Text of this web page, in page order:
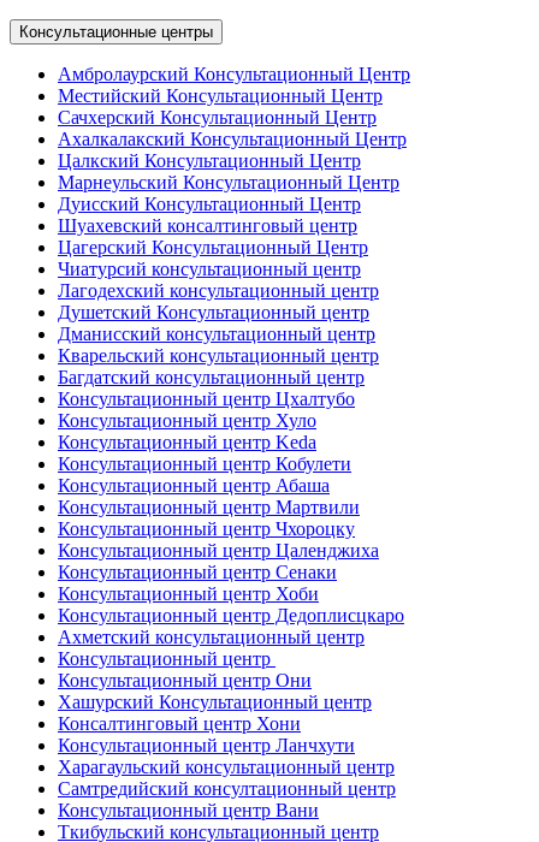
Консультационные центры
Амбролаурский Консультационный Центр
Местийский Консультационный Центр
Сачхерский Консультационный Центр
Ахалкалакский Консультационный Центр
Цалкский Консультационный Центр
Марнеульский Консультационный Центр
Дуисский Консультационный Центр
Шуахевский консалтинговый центр
Цагерский Консультационный Центр
Чиатурсий консультационный центр
Лагодехский консультационный центр
Душетский Консультационный центр
Дманисский консультационный центр
Кварельский консультационный центр
Багдатский консультационный центр
Консультационный центр Цхалтубо
Консультационный центр Хуло
Консультационный центр Keda
Консультационный центр Кобулети
Консультационный центр Абаша
Консультационный центр Мартвили
Консультационный центр Чхороцку
Консультационный центр Цаленджиха
Консультационный центр Сенаки
Консультационный центр Хоби
Консультационный центр Дедоплисцкаро
Ахметский консультационный центр
Консультационный центр
Консультационный центр Они
Хашурский Консультационный центр
Консалтинговый центр Хони
Консультационный центр Ланчхути
Харагаульский консультационный центр
Самтредийский консултационный центр
Консультационный центр Вани
Ткибульский консультационный центр